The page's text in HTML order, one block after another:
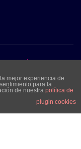
WordPress|
Contacto
mejor experiencia de
para la
de nuestra política de
plugin cookies